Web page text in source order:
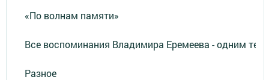
«По волнам памяти»
Все воспоминания Владимира Еремеева - одним
Разное